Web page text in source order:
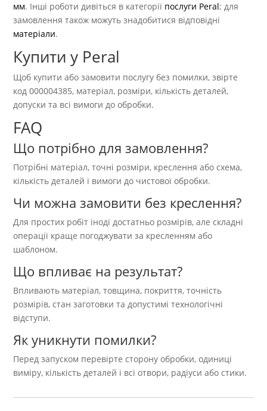
мм. Інші роботи дивіться в категорії послуги Peral; для
замовлення також можуть знадобитися відповідні
матеріали.
Купити у Peral
Щоб купити або замовити послугу без помилки, звірте
код 000004385, матеріал, розміри, кількість деталей,
допуски та всі вимоги до обробки.
FAQ
Що потрібно для замовлення?
Потрібні матеріал, точні розміри, креслення або схема,
кількість деталей і вимоги до чистової обробки.
Чи можна замовити без креслення?
Для простих робіт іноді достатньо розмірів, але складні
операції краще погоджувати за кресленням або
шаблоном.
Що впливає на результат?
Впливають матеріал, товщина, покриття, точність
розмірів, стан заготовки та допустимі технологічні
відступи.
Як уникнути помилки?
Перед запуском перевірте сторону обробки, одиниці
виміру, кількість деталей і всі отвори, радіуси або стики.